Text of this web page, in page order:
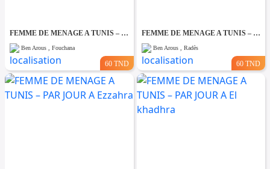
FEMME DE MENAGE A TUNIS – PAR JOUR A Fouchana
Ben Arous , Fouchana
60 TND
FEMME DE MENAGE A TUNIS – PAR JOUR A Rades
Ben Arous , Radès
60 TND